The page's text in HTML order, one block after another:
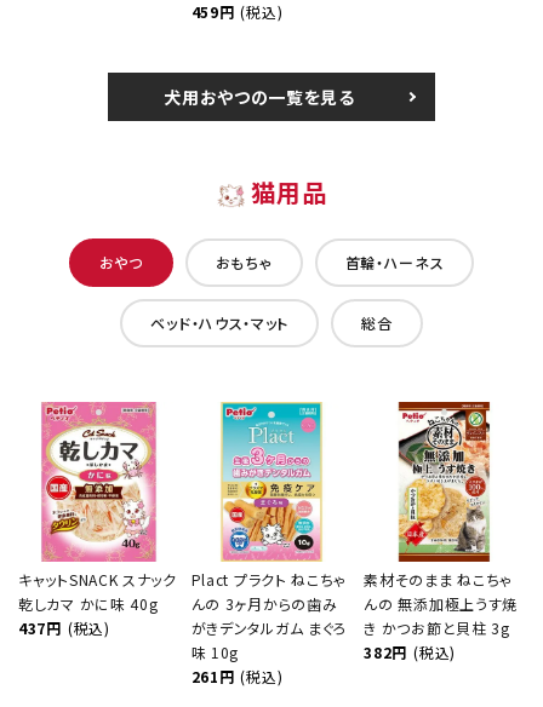
459円 (税込)
犬用おやつの一覧を見る
猫用品
おやつ おもちゃ 首輪・ハーネス
ベッド・ハウス・マット 総合
キャットSNACK スナック
乾しカマ かに味 40g
437円 (税込)
Plact プラクト ねこちゃ
んの 3ヶ月からの歯み
がきデンタルガム まぐろ
味 10g
261円 (税込)
素材そのまま ねこちゃ
んの 無添加極上うす焼
き かつお節と貝柱 3g
382円 (税込)